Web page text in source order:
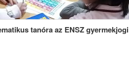
tanóra az ENSZ gyermekjogi